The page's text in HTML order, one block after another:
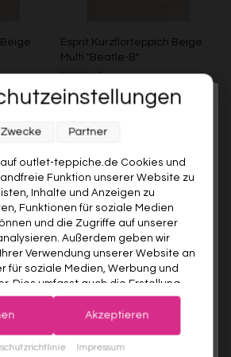
Esprit Kurzflorteppich Beige
Multi "Beatle-B"
ESPRIT
Ab €119,00
Esprit Kurzflorteppich Braun
Multi "Beatle-B"
ESPRIT
outlet-teppiche.de Cookies und
Funktion unserer Website zu
Inhalte und Anzeigen zu
Funktionen für soziale Medien
und die Zugriffe auf unserer
Außerdem geben wir
Verwendung unserer Website an
für soziale Medien, Werbung und
Dies umfasst auch die Erstellung
Unsere Partner (Google
Facebook Shopify) führen diese
ihnen bereitgestellt haben (bspw.
Impressum
Zwecke Partner
Akzeptieren
unseren Newsletter an und sichere dir
AUF DEINE
BESTELLUNG! 😍
Der Willkommensrabatt ist nur einmal pro Kunde gültig – auch bei
wird kein weiterer Code vergeben.
ANMELDEN